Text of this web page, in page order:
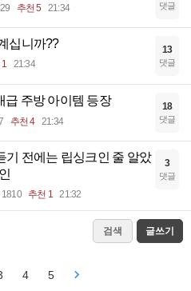
추천 5 21:34 댓글
십니까??
1 21:34
13
댓글
급 주방 아이템 등장
추천 4 21:34
18
댓글
기 전에는 립싱크인 줄 알았
1810 추천 1 21:32
3
댓글
검색 글쓰기
4 5